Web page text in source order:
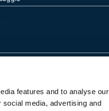
features and to analyse our
media, advertising and